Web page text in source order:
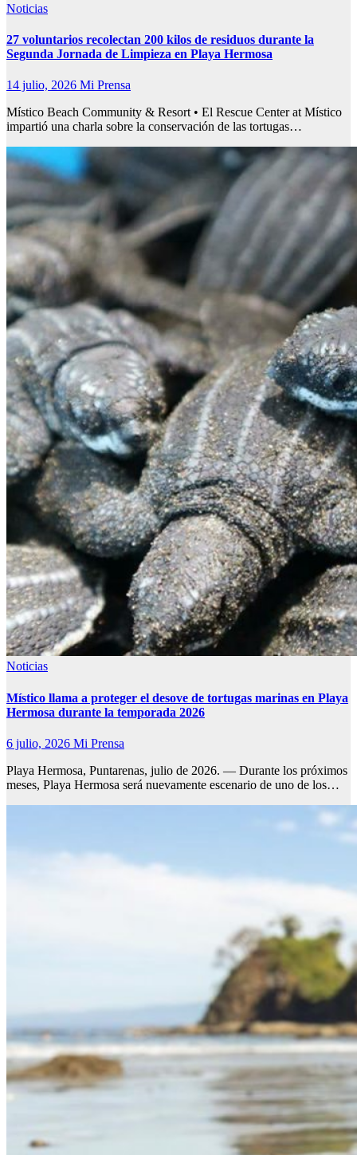
Noticias
27 voluntarios recolectan 200 kilos de residuos durante la
Segunda Jornada de Limpieza en Playa Hermosa
14 julio, 2026 Mi Prensa
Místico Beach Community & Resort • El Rescue Center at Místico
impartió una charla sobre la conservación de las tortugas…
Noticias
Místico llama a proteger el desove de tortugas marinas en Playa
Hermosa durante la temporada 2026
6 julio, 2026 Mi Prensa
Playa Hermosa, Puntarenas, julio de 2026. — Durante los próximos
meses, Playa Hermosa será nuevamente escenario de uno de los…